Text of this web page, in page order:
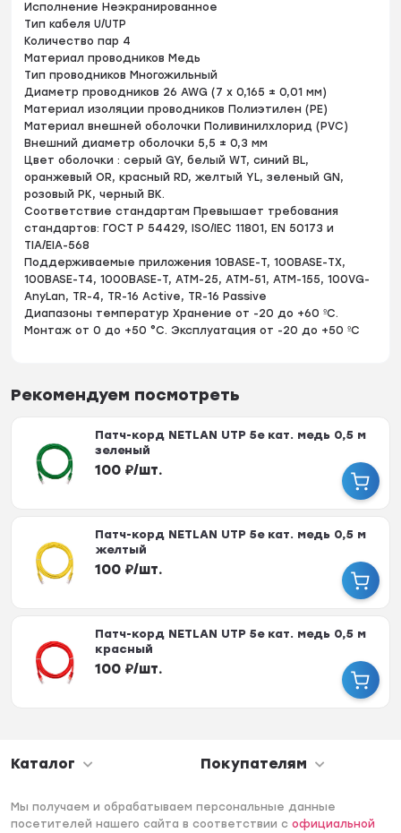
Исполнение Неэкранированное
Тип кабеля U/UTP
Количество пар 4
Материал проводников Медь
Тип проводников Многожильный
Диаметр проводников 26 AWG (7 х 0,165 ± 0,01 мм)
Материал изоляции проводников Полиэтилен (PE)
Материал внешней оболочки Поливинилхлорид (PVC)
Внешний диаметр оболочки 5,5 ± 0,3 мм
Цвет оболочки : серый GY, белый WT, синий BL,
оранжевый OR, красный RD, желтый YL, зеленый GN,
розовый PK, черный BK.
Соответствие стандартам Превышает требования
стандартов: ГОСТ Р 54429, ISO/IEC 11801, EN 50173 и
TIA/EIA-568
Поддерживаемые приложения 10BASE-T, 100BASE-TX,
100BASE-T4, 1000BASE-T, ATM-25, ATM-51, ATM-155, 100VG-
AnyLan, TR-4, TR-16 Active, TR-16 Passive
Диапазоны температур Хранение от -20 до +60 ºС.
Монтаж от 0 до +50 °C. Эксплуатация от -20 до +50 ºС
Рекомендуем посмотреть
Патч-корд NETLAN UTP 5e кат. медь 0,5 м
зеленый
100 ₽/шт.
Патч-корд NETLAN UTP 5e кат. медь 0,5 м
желтый
100 ₽/шт.
Патч-корд NETLAN UTP 5e кат. медь 0,5 м
красный
100 ₽/шт.
Каталог Покупателям
Мы получаем и обрабатываем персональные данные
посетителей нашего сайта в соответствии софициальной